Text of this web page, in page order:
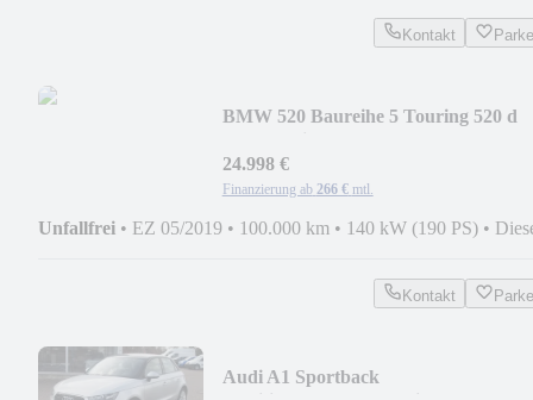
Kontakt
BMW 520 Baureihe 5 Touring 520 d
24.998 €
Finanzierung ab 266 € mtl.
Unfallfrei • EZ 05/2019 • 100.000 km • 140 kW (190 PS) •
Kontakt
Audi A1 Sportback